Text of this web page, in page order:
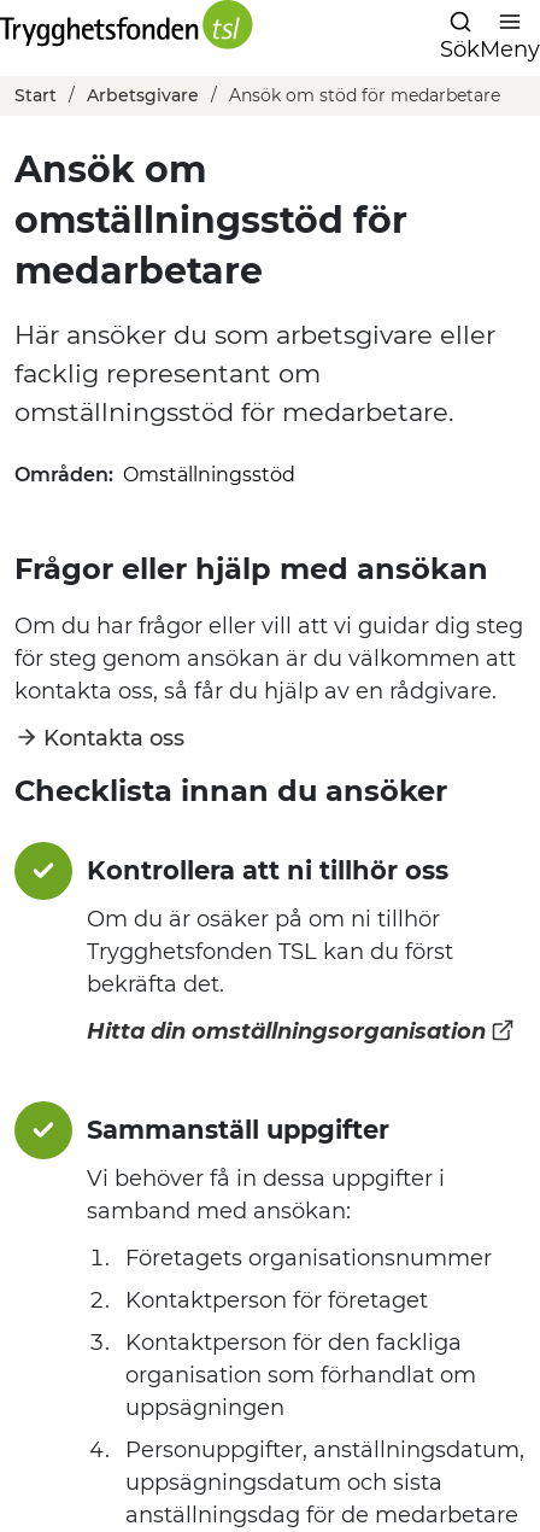
SökMeny
Start Arbetsgivare Ansök om stöd för medarbetare
Ansök om
omställningsstöd för
medarbetare
Här ansöker du som arbetsgivare eller
facklig representant om
omställningsstöd för medarbetare.
Områden: Omställningsstöd
Frågor eller hjälp med ansökan
Om du har frågor eller vill att vi guidar dig steg
för steg genom ansökan är du välkommen att
kontakta oss, så får du hjälp av en rådgivare.
Kontakta oss
Checklista innan du ansöker
Kontrollera att ni tillhör oss
Om du är osäker på om ni tillhör
Trygghetsfonden TSL kan du först
bekräfta det.
Hitta din omställningsorganisation
Sammanställ uppgifter
Vi behöver få in dessa uppgifter i
samband med ansökan:
Företagets organisationsnummer
Kontaktperson för företaget
Kontaktperson för den fackliga
organisation som förhandlat om
uppsägningen
Personuppgifter, anställningsdatum,
uppsägningsdatum och sista
anställningsdag för de medarbetare